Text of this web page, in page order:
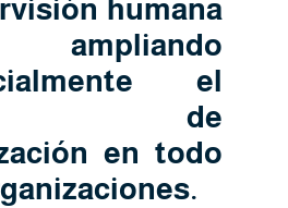
humana
ampliando
el
de
en todo